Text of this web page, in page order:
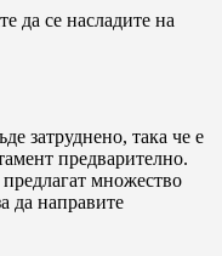
да се насладите на
затруднено, така че е
предварително.
множество
да направите